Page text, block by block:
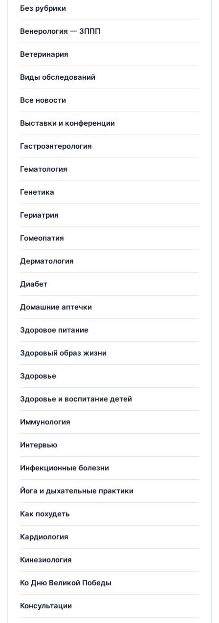
Без рубрики
Венерология — ЗППП
Ветеринария
Виды обследований
Все новости
Выставки и конференции
Гастроэнтерология
Гематология
Генетика
Гериатрия
Гомеопатия
Дерматология
Диабет
Домашние аптечки
Здоровое питание
Здоровый образ жизни
Здоровье
Здоровье и воспитание детей
Иммунология
Интервью
Инфекционные болезни
Йога и дыхательные практики
Как похудеть
Кардиология
Кинезиология
Ко Дню Великой Победы
Консультации